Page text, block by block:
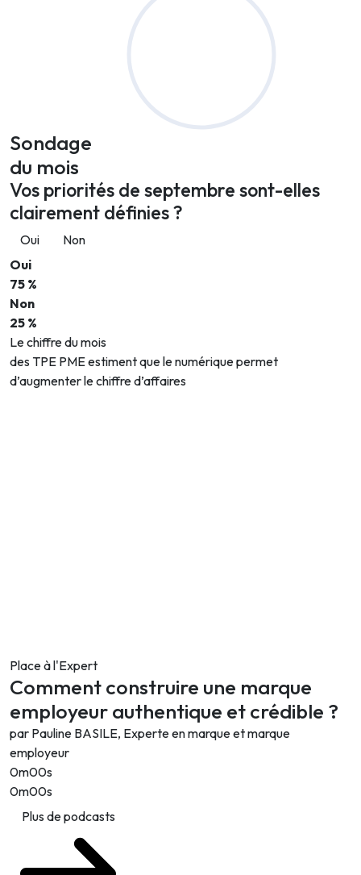
Sondage
du mois
Vos priorités de septembre sont-elles
clairement définies ?
Oui
Non
Oui
75 %
Non
25 %
Le chiffre du mois
des TPE PME estiment que le numérique permet
d’augmenter le chiffre d’affaires
Place à l'Expert
Comment construire une marque
employeur authentique et crédible ?
par Pauline BASILE, Experte en marque et marque
employeur
0m00s
0m00s
Plus de podcasts